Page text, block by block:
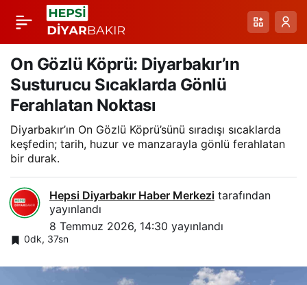
On Gözlü Köprü: Diyarbakır’ın
Susturucu Sıcaklarda Gönlü
Ferahlatan Noktası
Diyarbakır’ın On Gözlü Köprü’sünü sıradışı sıcaklarda
keşfedin; tarih, huzur ve manzarayla gönlü ferahlatan
bir durak.
Hepsi Diyarbakır Haber Merkezi tarafından
yayınlandı
8 Temmuz 2026, 14:30 yayınlandı
0dk, 37sn
Bingöl’de Öğle
Saatlerinde Kısa
Sağanak Yağış Etkili
Oldu
Paylaş